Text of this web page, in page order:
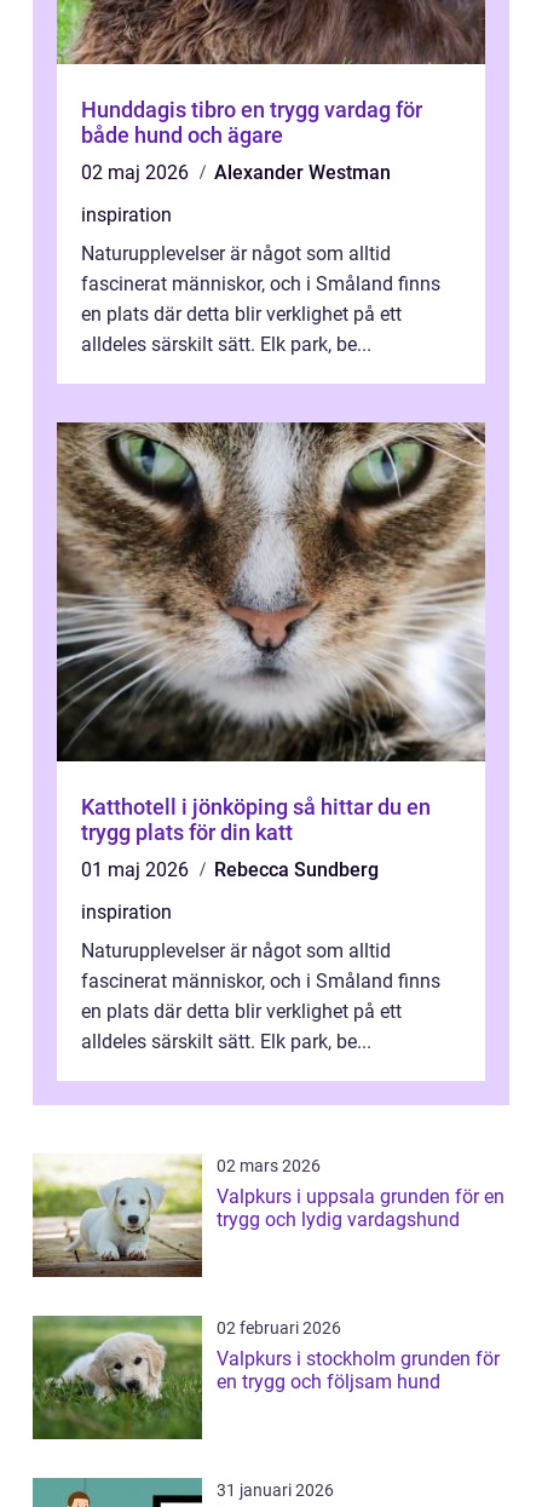
Hunddagis tibro en trygg vardag för
både hund och ägare
02 maj 2026
Alexander Westman
inspiration
Naturupplevelser är något som alltid
fascinerat människor, och i Småland finns
en plats där detta blir verklighet på ett
alldeles särskilt sätt. Elk park, be...
Katthotell i jönköping så hittar du en
trygg plats för din katt
01 maj 2026
Rebecca Sundberg
inspiration
Naturupplevelser är något som alltid
fascinerat människor, och i Småland finns
en plats där detta blir verklighet på ett
alldeles särskilt sätt. Elk park, be...
02 mars 2026
Valpkurs i uppsala grunden för en
trygg och lydig vardagshund
02 februari 2026
Valpkurs i stockholm grunden för
en trygg och följsam hund
31 januari 2026